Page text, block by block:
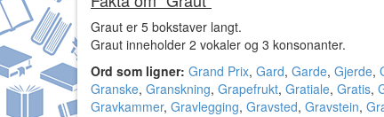
Graut er 5 bokstaver langt.
Graut inneholder 2 vokaler og 3 konsonanter.
Ord som ligner: Grand Prix, Gard, Garde, Gjerde,
Granske, Granskning, Grapefrukt, Gratiale, Gratis,
Gravkammer, Gravlegging, Gravsted, Gravstein,